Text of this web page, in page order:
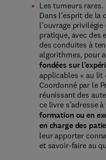
Les tumeurs rares.
Dans l’esprit de la
l’ouvrage
pratique, avec des
des conduites à
algorithmes, pour
fondées sur
applicables « au lit
Coordonné par le
réunissant des
ce livre s’adresse à
formation ou en
en charge des
leur apporter
et savoir-faire au